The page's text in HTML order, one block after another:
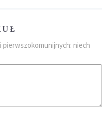
pierwszokomunijnych: niech